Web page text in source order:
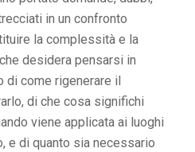
in un confronto
la complessità e la
desidera pensarsi in
di come rigenerare il
di che cosa significhi
viene applicata ai luoghi
e di quanto sia necessario